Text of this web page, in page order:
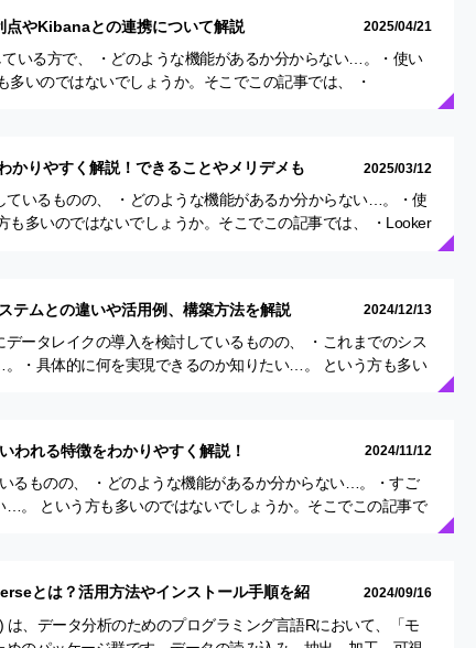
2025/04/21
やKibanaとの連携について解説
いる方で、 ・どのような機能があるか分からない…。・使い
いのではないでしょうか。そこでこの記事では、 ・
2025/03/12
りやすく解説！できることやメリデメも
ているものの、 ・どのような機能があるか分からない…。・使
多いのではないでしょうか。そこでこの記事では、 ・Looker
2024/12/13
テムとの違いや活用例、構築方法を解説
ータレイクの導入を検討しているものの、 ・これまでのシス
・具体的に何を実現できるのか知りたい…。 という方も多い
2024/11/12
われる特徴をわかりやすく解説！
るものの、 ・どのような機能があるか分からない…。・すご
…。 という方も多いのではないでしょうか。そこでこの記事で
2024/09/16
とは？活用方法やインストール手順を紹
は、データ分析のためのプログラミング言語Rにおいて、「モ